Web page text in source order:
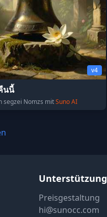
v4
นนี้
segzei Nomzs mitSuno AI
Unterstützung
Preisgestaltung
hi@sunocc.com